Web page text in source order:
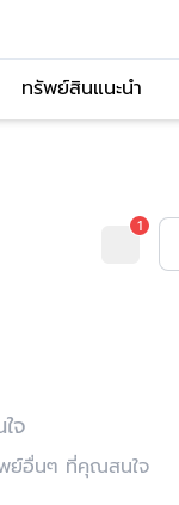
ทรัพย์สินแนะนำ
1
จ
ย์อื่นๆ ที่คุณสนใจ